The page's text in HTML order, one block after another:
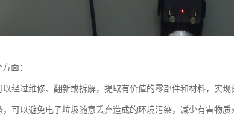
面：
经过维修、翻新或拆解，提取有价值的零部件和材料，实现
可以避免电子垃圾随意丢弃造成的环境污染，减少有害物质